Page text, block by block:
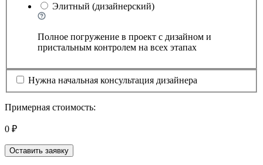
Элитный (дизайнерский)
Полное погружение в проект с дизайном и
пристальным контролем на всех этапах
Нужна начальная консультация дизайнера
Примерная стоимость:
0 ₽
Оставить заявку